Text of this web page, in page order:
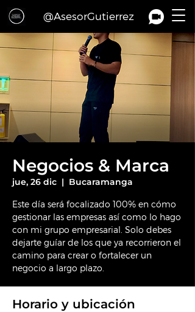
@AsesorGutierrez
Negocios & Marca
jue, 26 dic
  |
Bucaramanga
Este día será focalizado 100% en cómo
gestionar las empresas así como lo hago
con mi grupo empresarial. Solo debes
dejarte guíar de los que ya recorrieron el
camino para crear o fortalecer un
negocio a largo plazo.
Horario y ubicación